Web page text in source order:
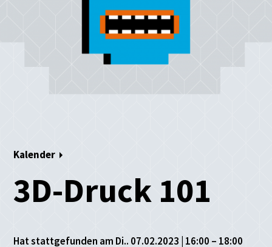
Kalender
3D-Druck 101
Hat stattgefunden am Di.. 07.02.2023 | 16:00 – 18:00